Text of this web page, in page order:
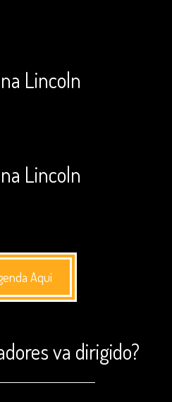
Lincoln
Lincoln
Aquí
va dirigido?